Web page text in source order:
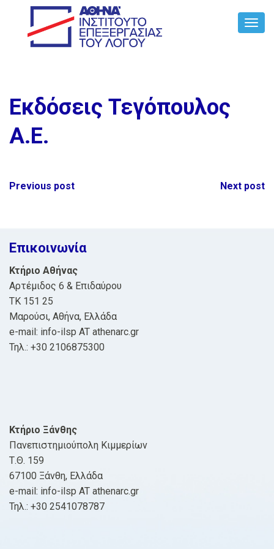
Εκδόσεις Τεγόπουλος
Α.Ε.
Post
Previous post Next post
Επικοινωνία
Κτήριο Αθήνας
Αρτέμιδος 6 & Επιδαύρου
ΤΚ 151 25
Μαρούσι, Αθήνα, Ελλάδα
e-mail: info-ilsp AT athenarc.gr
Τηλ.: +30 2106875300
Κτήριο Ξάνθης
Πανεπιστημιούπολη Κιμμερίων
Τ.Θ. 159
67100 Ξάνθη, Ελλάδα
e-mail: info-ilsp AT athenarc.gr
Τηλ.: +30 2541078787